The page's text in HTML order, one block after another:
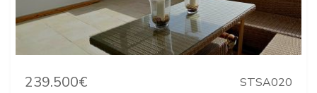
239.500€ STSA020